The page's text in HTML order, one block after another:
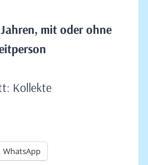
mit oder ohne
Kollekte
WhatsApp